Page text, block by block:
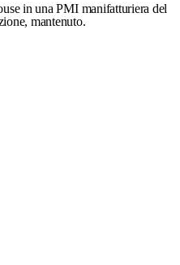
in una PMI manifatturiera del
mantenuto.